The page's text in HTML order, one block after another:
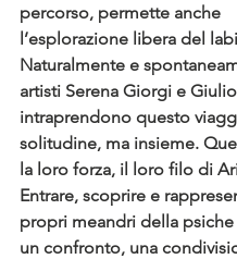
percorso, permette anche
l’esplorazione libera del
Naturalmente e
artisti Serena Giorgi e
intraprendono questo
solitudine, ma insieme.
la loro forza, il loro filo di
Entrare, scoprire e
propri meandri della psiche
un confronto, una